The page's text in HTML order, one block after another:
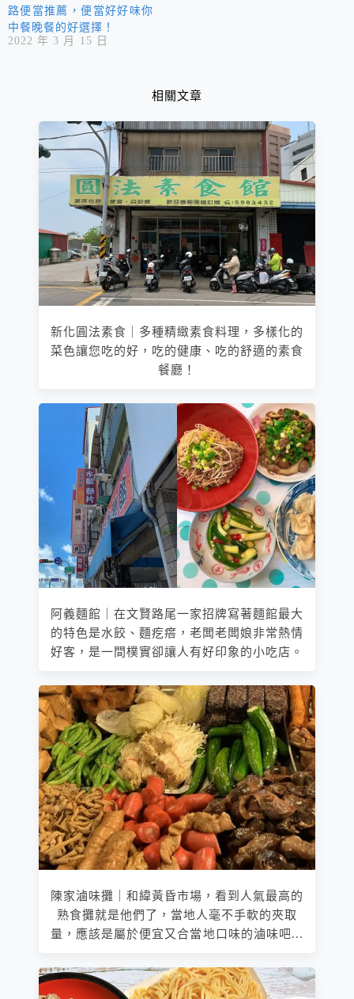
路便當推薦，便當好好味你
中餐晚餐的好選擇！
2022 年 3 月 15 日
相關文章
新化圓法素食｜多種精緻素食料理，多樣化的
菜色讓您吃的好，吃的健康、吃的舒適的素食
餐廳！
阿義麵館｜在文賢路尾一家招牌寫著麵館最大
的特色是水餃、麵疙瘩，老闆老闆娘非常熱情
好客，是一間樸實卻讓人有好印象的小吃店。
陳家滷味攤｜和緯黃昏市場，看到人氣最高的
熟食攤就是他們了，當地人毫不手軟的夾取
量，應該是屬於便宜又合當地口味的滷味吧...